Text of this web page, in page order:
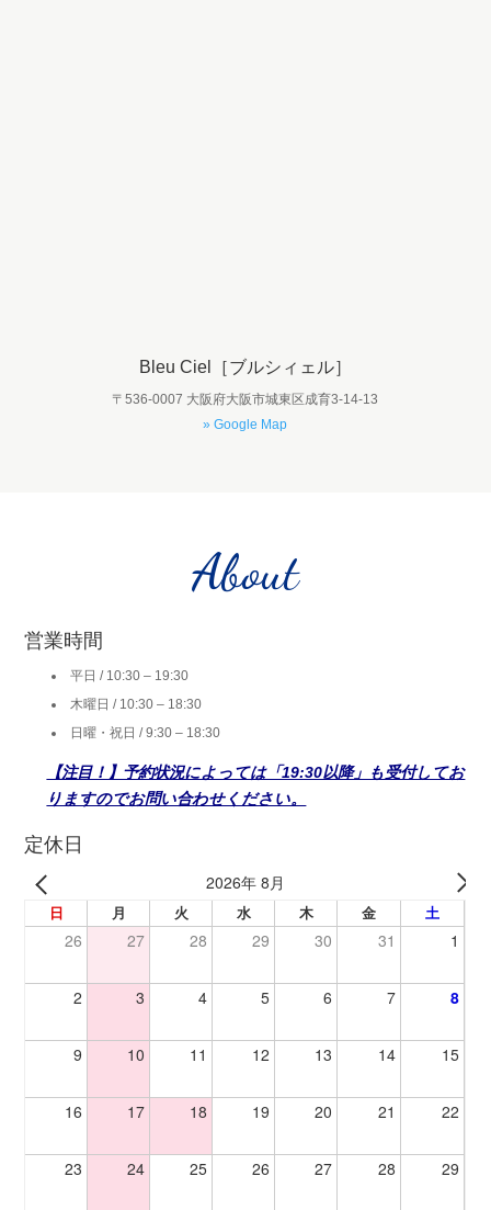
Bleu Ciel［ブルシィェル］
〒536-0007 大阪府大阪市城東区成育3-14-13
» Google Map
About
営業時間
平日 / 10:30 – 19:30
木曜日 / 10:30 – 18:30
日曜・祝日 / 9:30 – 18:30
【注目！】予約状況によっては「19:30以降」も受付してお
りますのでお問い合わせください。
定休日
2026年 8月
日 月 火 水 木 金 土
26 27 28 29 30 31 1
2 3 4 5 6 7 8
9 10 11 12 13 14 15
16 17 18 19 20 21 22
23 24 25 26 27 28 29